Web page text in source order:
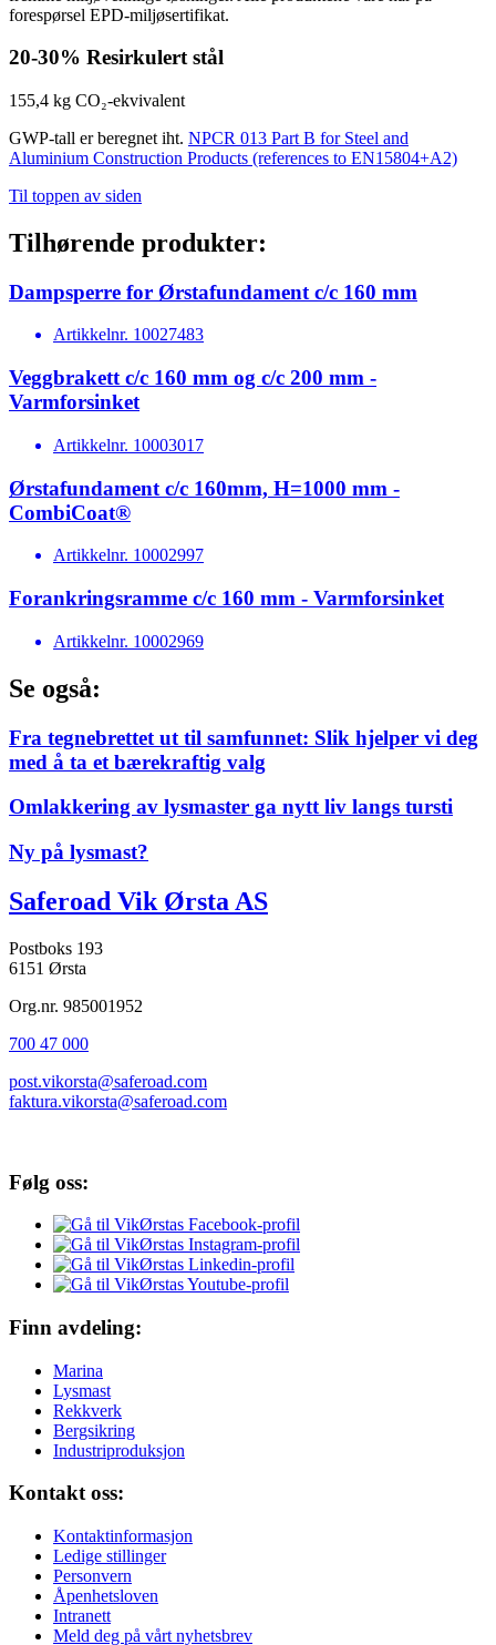
forespørsel EPD-miljøsertifikat.
20-30% Resirkulert stål
155,4 kg CO₂-ekvivalent
GWP-tall er beregnet iht. NPCR 013 Part B for Steel and
Aluminium Construction Products (references to EN15804+A2)
Til toppen av siden
Tilhørende produkter:
Dampsperre for Ørstafundament c/c 160 mm
Artikkelnr. 10027483
Veggbrakett c/c 160 mm og c/c 200 mm -
Varmforsinket
Artikkelnr. 10003017
Ørstafundament c/c 160mm, H=1000 mm -
CombiCoat®
Artikkelnr. 10002997
Forankringsramme c/c 160 mm - Varmforsinket
Artikkelnr. 10002969
Se også:
Fra tegnebrettet ut til samfunnet: Slik hjelper vi deg
med å ta et bærekraftig valg
Omlakkering av lysmaster ga nytt liv langs tursti
Ny på lysmast?
Saferoad Vik Ørsta AS
Postboks 193
6151 Ørsta
Org.nr. 985001952
700 47 000
post.vikorsta@saferoad.com
faktura.vikorsta@saferoad.com
Følg oss:
Finn avdeling:
Marina
Lysmast
Rekkverk
Bergsikring
Industriproduksjon
Kontakt oss:
Kontaktinformasjon
Ledige stillinger
Personvern
Åpenhetsloven
Intranett
Meld deg på vårt nyhetsbrev